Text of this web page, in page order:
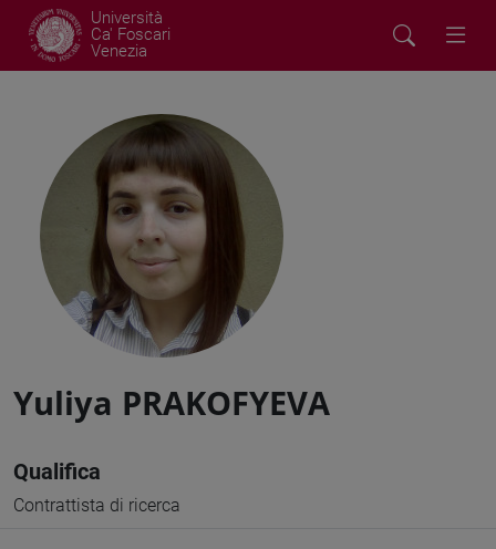
Università
Ca' Foscari
Venezia
Yuliya PRAKOFYEVA
Qualifica
Contrattista di ricerca